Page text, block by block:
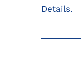
Details.